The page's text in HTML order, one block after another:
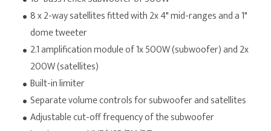
8 x 2-way satellites fitted with 2x 4" mid-ranges and a 1"
dome tweeter
2.1 amplification module of 1x 500W (subwoofer) and 2x
200W (satellites)
Built-in limiter
Separate volume controls for subwoofer and satellites
Adjustable cut-off frequency of the subwoofer